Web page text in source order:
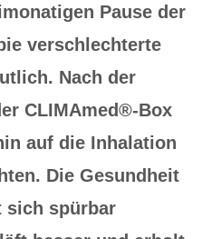
Pause der
verschlechterte
Nach der
CLIMAmed®-Box
auf die Inhalation
Die Gesundheit
sich spürbar